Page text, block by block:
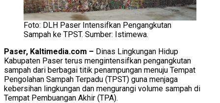
Foto: DLH Paser Intensifkan Pengangkutan
Sampah ke TPST. Sumber: Istimewa.
Paser, Kaltimedia.com – Dinas Lingkungan Hidup
Kabupaten Paser terus mengintensifkan pengangkutan
sampah dari berbagai titik penampungan menuju Tempat
Pengolahan Sampah Terpadu (TPST) guna menjaga
kebersihan lingkungan dan mengurangi volume sampah di
Tempat Pembuangan Akhir (TPA).